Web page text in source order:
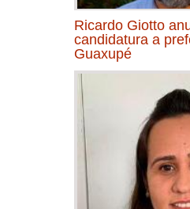
Ricardo Giotto
candidatura a
Guaxupé